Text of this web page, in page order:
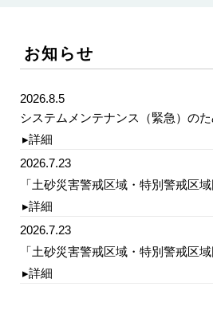
お知らせ
2026.8.5
▸詳細
2026.7.23
▸詳細
2026.7.23
▸詳細